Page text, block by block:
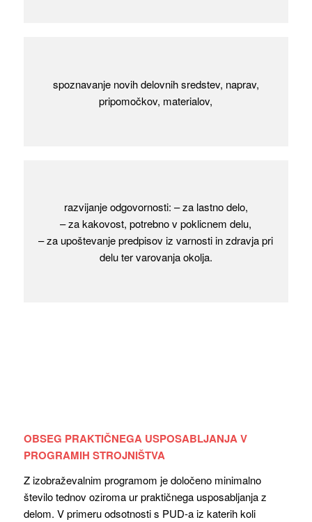
spoznavanje novih delovnih sredstev, naprav,
pripomočkov, materialov,
razvijanje odgovornosti: – za lastno delo,
– za kakovost, potrebno v poklicnem delu,
– za upoštevanje predpisov iz varnosti in zdravja pri
delu ter varovanja okolja.
OBSEG PRAKTIČNEGA USPOSABLJANJA V
PROGRAMIH STROJNIŠTVA
Z izobraževalnim programom je določeno minimalno
število tednov oziroma ur praktičnega usposabljanja z
delom. V primeru odsotnosti s PUD-a iz katerih koli